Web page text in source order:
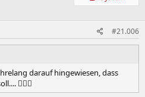
#21.006
darauf hingewiesen, dass
🤦🏻‍♂